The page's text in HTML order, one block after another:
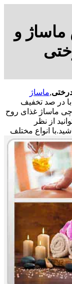
و
,ماساژ
با در صد تخفیف
دکتر دمیرچی ماساژ غذای روح
از نظر
با انواع مختلف